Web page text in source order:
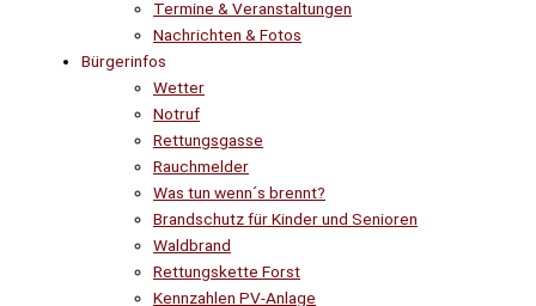
Termine & Veranstaltungen
Nachrichten & Fotos
Bürgerinfos
Wetter
Notruf
Rettungsgasse
Rauchmelder
Was tun wenn´s brennt?
Brandschutz für Kinder und Senioren
Waldbrand
Rettungskette Forst
Kennzahlen PV-Anlage